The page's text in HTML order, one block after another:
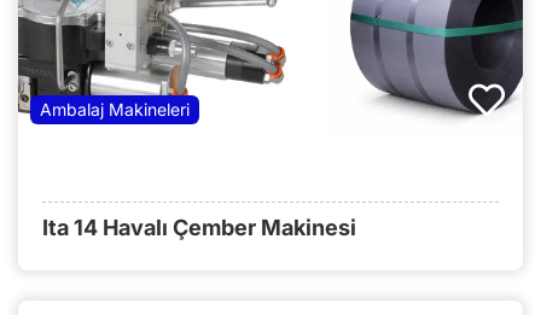
Ambalaj Makineleri
Ita 14 Havalı Çember Makinesi